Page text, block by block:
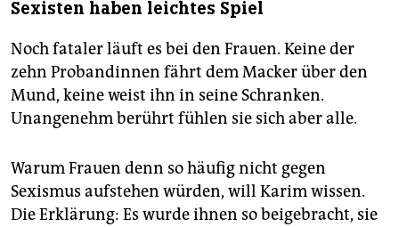
Sexisten haben leichtes Spiel
Noch fataler läuft es bei den Frauen. Keine der
zehn Probandinnen fährt dem Macker über den
Mund, keine weist ihn in seine Schranken.
Unangenehm berührt fühlen sie sich aber alle.
Warum Frauen denn so häufig nicht gegen
Sexismus aufstehen würden, will Karim wissen.
Die Erklärung: Es wurde ihnen so beigebracht, sie